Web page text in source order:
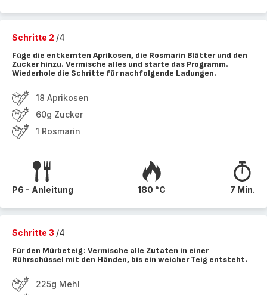
Schritte 2 /4
Füge die entkernten Aprikosen, die Rosmarin Blätter und den
Zucker hinzu. Vermische alles und starte das Programm.
Wiederhole die Schritte für nachfolgende Ladungen.
18 Aprikosen
60g Zucker
1 Rosmarin
P6 - Anleitung 180 °C 7 Min.
Schritte 3 /4
Für den Mürbeteig: Vermische alle Zutaten in einer
Rührschüssel mit den Händen, bis ein weicher Teig entsteht.
225g Mehl